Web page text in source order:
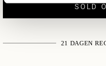
SOLD
21 DAGEN